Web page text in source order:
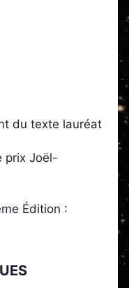
du texte lauréat
prix Joël-
Édition :